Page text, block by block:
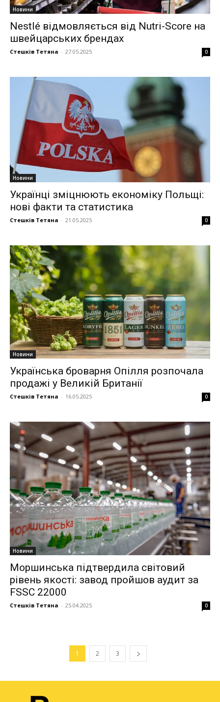
Новини
Nestlé відмовляється від Nutri-Score на
швейцарських брендах
Стешків Тетяна - 27.05.2025 0
Новини
Українці зміцнюють економіку Польщі:
нові факти та статистика
Стешків Тетяна - 21.05.2025 0
Новини
Українська броварня Опілля розпочала
продажі у Великій Британії
Стешків Тетяна - 16.05.2025 0
Новини
Моршинська підтвердила світовий
рівень якості: завод пройшов аудит за
FSSC 22000
Стешків Тетяна - 25.04.2025 0
1 2 3